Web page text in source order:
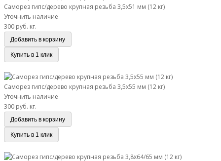
Саморез гипс/дерево крупная резьба 3,5х51 мм (12 кг)
Уточнить наличие
300 руб. кг.
Добавить в корзину
Купить в 1 клик
Саморез гипс/дерево крупная резьба 3,5х55 мм (12 кг)
Уточнить наличие
300 руб. кг.
Добавить в корзину
Купить в 1 клик